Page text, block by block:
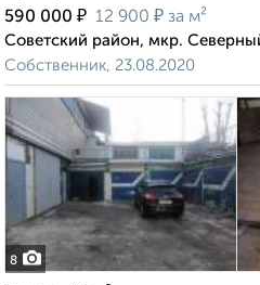
590 000 ₽ 12 900 ₽ за м²
Советский район, мкр.
Собственник, 23.08.2020
8